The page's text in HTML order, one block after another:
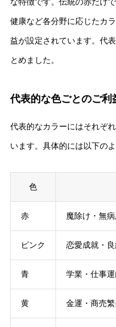
健康など各分野に応じたカ
益が設定されています。代
とめました。
代表的な色ごとのご利
代表的なカラーにはそれぞ
います。具体的には以下のよ
色
赤 魔除け・無
ピンク 恋愛成就・
青 学業・仕事
黄 金運・商売